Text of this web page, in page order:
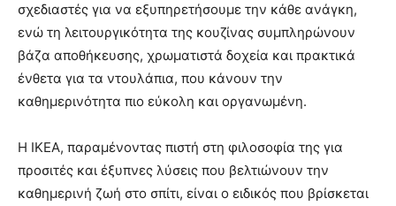
σχεδιαστές για να εξυπηρετήσουμε την κάθε ανάγκη,
ενώ τη λειτουργικότητα της κουζίνας συμπληρώνουν
βάζα αποθήκευσης, χρωματιστά δοχεία και πρακτικά
ένθετα για τα ντουλάπια, που κάνουν την
καθημερινότητα πιο εύκολη και οργανωμένη.
Η ΙΚΕΑ, παραμένοντας πιστή στη φιλοσοφία της για
προσιτές και έξυπνες λύσεις που βελτιώνουν την
καθημερινή ζωή στο σπίτι, είναι ο ειδικός που βρίσκεται